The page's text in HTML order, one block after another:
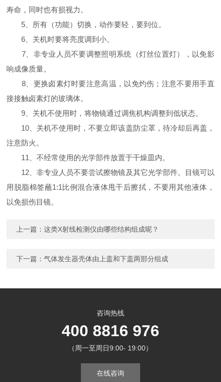
寿命，同时也有损视力。
5、所有（功能）切换，动作要轻，要到位。
6、关机时要将亮度调到小。
7、非专业人员不要调整照明系统（灯丝位置灯），以免影
响成像质量。
8、更换卤素灯时要注意高温，以免灼伤；注意不要用手直
接接触卤素灯的玻璃体。
9、关机不使用时，将物镜通过调焦机构调整到低状态。
10、关机不使用时，不要立即该盖防尘罩，待冷却后再盖，
注意防火。
11、不经常使用的光学部件放置于干燥皿内。
12、非专业人员不要尝试擦物镜及其它光学部件。目镜可以
用脱脂棉签蘸1:1比例混合液体甩干后擦拭，不要用其他液体，
以免损伤目镜。
上一篇：这类X射线检测仪由哪些结构组成呢？
下一篇：气体发生器壳体由上盖和下盖两部分组成
咨询热线
400 8816 976
（周一至周日9:00- 19:00）
在线咨询